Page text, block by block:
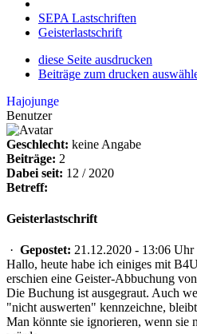
SEPA Lastschriften
Geisterlastschrift
diese Seite ausdrucken
Beiträge zum drucken
Hajojunge
Benutzer
Geschlecht: keine Angabe
Beiträge: 2
Dabei seit: 12 / 2020
Betreff:
Geisterlastschrift
· Gepostet: 21.12.2020 - 13:06 Uhr
Hallo, heute habe ich einiges mit
erschien eine Geister-Abbuchung
Die Buchung ist ausgegraut. Auch
"nicht auswerten" kennzeichne,
Man könnte sie ignorieren, wenn sie